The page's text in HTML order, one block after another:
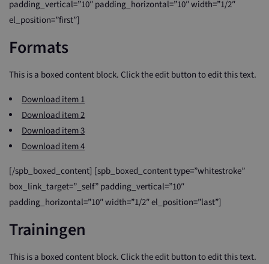
padding_vertical=”10″ padding_horizontal=”10″ width=”1/2″
el_position=”first”]
Formats
This is a boxed content block. Click the edit button to edit this text.
Download item 1
Download item 2
Download item 3
Download item 4
[/spb_boxed_content] [spb_boxed_content type=”whitestroke”
box_link_target=”_self” padding_vertical=”10″
padding_horizontal=”10″ width=”1/2″ el_position=”last”]
Trainingen
This is a boxed content block. Click the edit button to edit this text.